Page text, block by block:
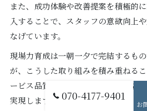
また、成功体験や改善提案を積極的
入することで、スタッフの意欲向上
なげています。
現場力育成は一朝一夕で完結するも
が、こうした取り組みを積み重ねる
ービス品質とスタッフの成長を両立
実現します。 070-4177-9401
お